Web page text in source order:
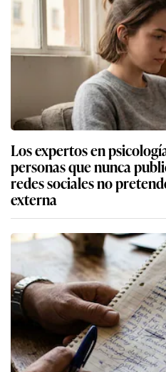
Los expertos en
personas que nunca
redes sociales no
externa